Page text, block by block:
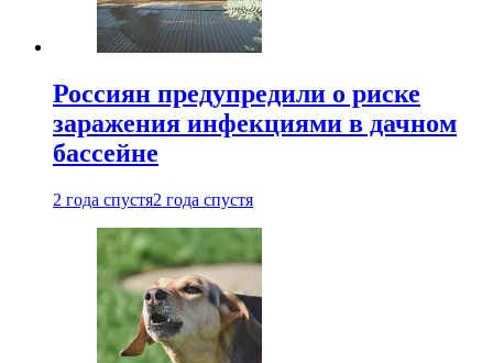
Россиян предупредили о риске
заражения инфекциями в дачном
бассейне
2 года спустя2 года спустя